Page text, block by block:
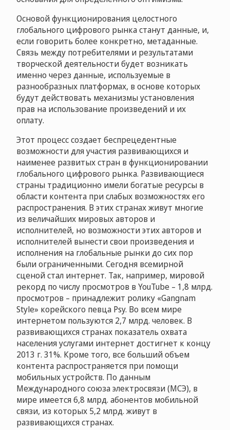
Основой функционирования целостного
глобального цифрового рынка станут данные, и,
если говорить более конкретно, метаданные.
Связь между потребителями и результатами
творческой деятельности будет возникать
именно через данные, используемые в
разнообразных платформах, в основе которых
будут действовать механизмы установления
прав на использование произведений и их
оплату.
Этот процесс создает беспрецедентные
возможности для участия развивающихся и
наименее развитых стран в функционировании
глобального цифрового рынка. Развивающиеся
страны традиционно имели богатые ресурсы в
области контента при слабых возможностях его
распространения. В этих странах живут многие
из величайших мировых авторов и
исполнителей, но возможности этих авторов и
исполнителей вынести свои произведения и
исполнения на глобальные рынки до сих пор
были ограниченными. Сегодня всемирной
сценой стал интернет. Так, например, мировой
рекорд по числу просмотров в YouTube – 1,8 млрд.
просмотров – принадлежит ролику «Gangnam
Style» корейского певца Psy. Во всем мире
интернетом пользуются 2,7 млрд. человек. В
развивающихся странах показатель охвата
населения услугами интернет достигнет к концу
2013 г. 31%. Кроме того, все больший объем
контента распространяется при помощи
мобильных устройств. По данным
Международного союза электросвязи (МСЭ), в
мире имеется 6,8 млрд. абонентов мобильной
связи, из которых 5,2 млрд. живут в
развивающихся странах.